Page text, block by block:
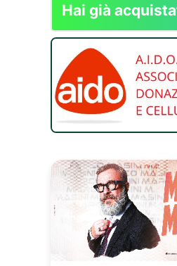
Hai già